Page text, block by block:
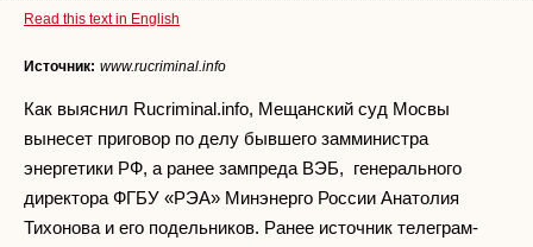
Read this text in English
Источник: www.rucriminal.info
Как выяснил Rucriminal.info, Мещанский суд Мосвы
вынесет приговор по делу бывшего замминистра
энергетики РФ, а ранее зампреда ВЭБ, генерального
директора ФГБУ «РЭА» Минэнерго России Анатолия
Тихонова и его подельников. Ранее источник телеграм-